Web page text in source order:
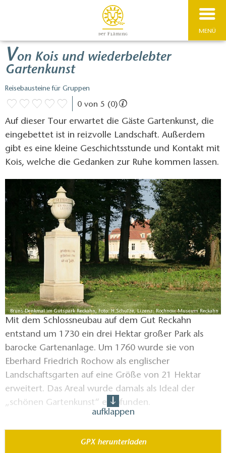
MENÜ
Von Kois und wiederbelebter
Gartenkunst
Reisebausteine für Gruppen
0 von 5 (0)
Auf dieser Tour erwartet die Gäste Gartenkunst, die
eingebettet ist in reizvolle Landschaft. Außerdem
gibt es eine kleine Geschichtsstunde und Kontakt mit
Kois, welche die Gedanken zur Ruhe kommen lassen.
Bruns-Denkmal im Gutspark Reckahn, Foto: H.Schulze, Lizenz: Rochnow-Museum Reckahn
Mit dem Schlossneubau auf dem Gut Reckahn
entstand um 1730 ein drei Hektar großer Park als
barocke Gartenanlage. Um 1760 wurde sie von
Eberhard Friedrich Rochow als englischer
Landschaftsgarten auf eine Größe von 21 Hektar
erweitert. Das Areal wurde damals als Ideal der
„schönen Gartenkunst“ empfunden.
In unmittelbarer Nähe des Herrenhauses befand sich
der Lustgarten – ein Obst- und Küchengarten. Der
aufklappen
GPX herunterladen